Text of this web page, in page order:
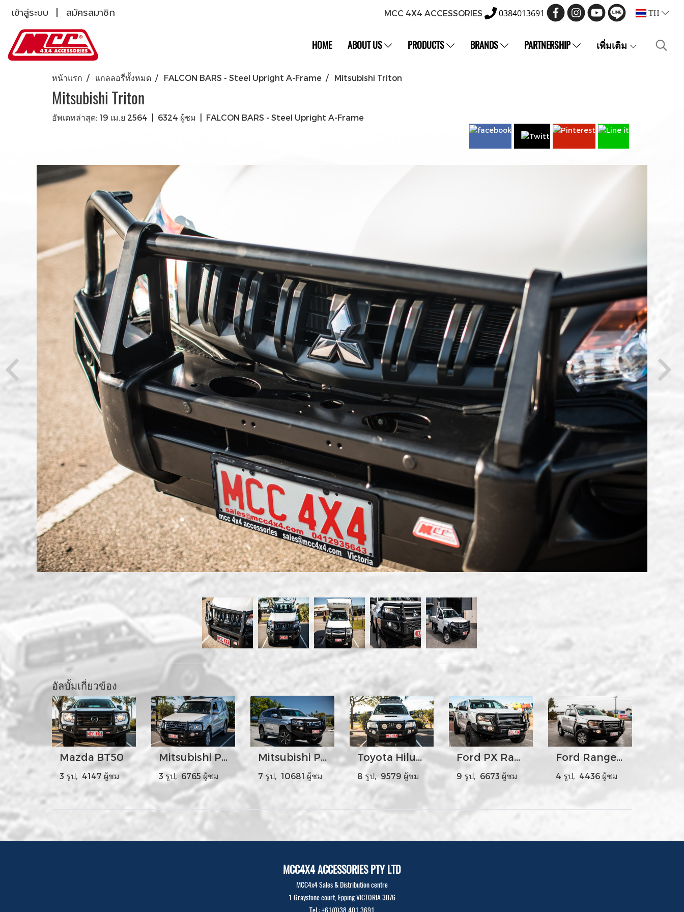
เข้าสู่ระบบ สมัครสมาชิก MCC 4X4 ACCESSORIES 0384013691 TH
HOME ABOUT US PRODUCTS BRANDS PARTNERSHIP เพิ่มเติม
หน้าแรก แกลลอรี่ทั้งหมด FALCON BARS - Steel Upright A-Frame Mitsubishi Triton
Mitsubishi Triton
อัพเดทล่าสุด: 19 เม.ย 2564 6324 ผู้ชม FALCON BARS - Steel Upright A-Frame
อัลบั้มเกี่ยวข้อง
Mazda BT50
3 รูป, 4147 ผู้ชม
Mitsubishi Pajero White Facelift
3 รูป, 6765 ผู้ชม
Mitsubishi Pajero Sport
7 รูป, 10681 ผู้ชม
Toyota Hilux Year 2012-15
8 รูป, 9579 ผู้ชม
Ford PX Ranger MK2 - MCC707-02 Premium Falcon Bar Steel Upright A-Frame
9 รูป, 6673 ผู้ชม
Ford Ranger PX2 A-Frame with Side Steps
4 รูป, 4436 ผู้ชม
MCC4X4 ACCESSORIES PTY LTD
MCC4x4 Sales & Distribution centre
1 Graystone court, Epping VICTORIA 3076